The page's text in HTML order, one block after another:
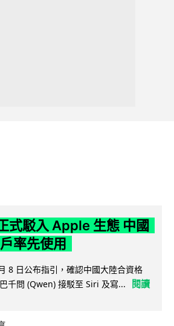
式駁入 Apple 生態 中國
率先使用
8 日公布指引，確認中國大陸合資格
千問 (Qwen) 接駁至 Siri 及寫...
閱讀